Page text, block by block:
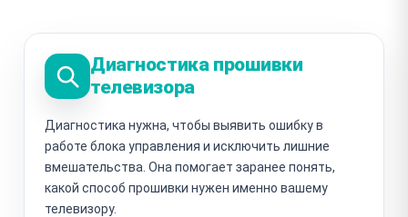
Диагностика прошивки
телевизора
Диагностика нужна, чтобы выявить ошибку в
работе блока управления и исключить лишние
вмешательства. Она помогает заранее понять,
какой способ прошивки нужен именно вашему
телевизору.